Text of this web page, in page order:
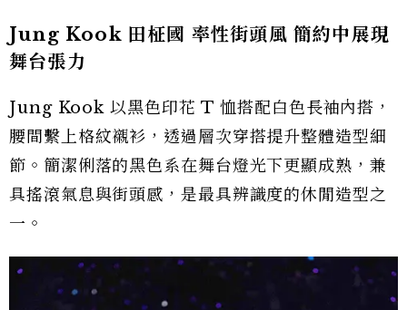
Jung Kook 田柾國 率性街頭風 簡約中展現
舞台張力
Jung Kook 以黑色印花 T 恤搭配白色長袖內搭，
腰間繫上格紋襯衫，透過層次穿搭提升整體造型細
節。簡潔俐落的黑色系在舞台燈光下更顯成熟，兼
具搖滾氣息與街頭感，是最具辨識度的休閒造型之
一。